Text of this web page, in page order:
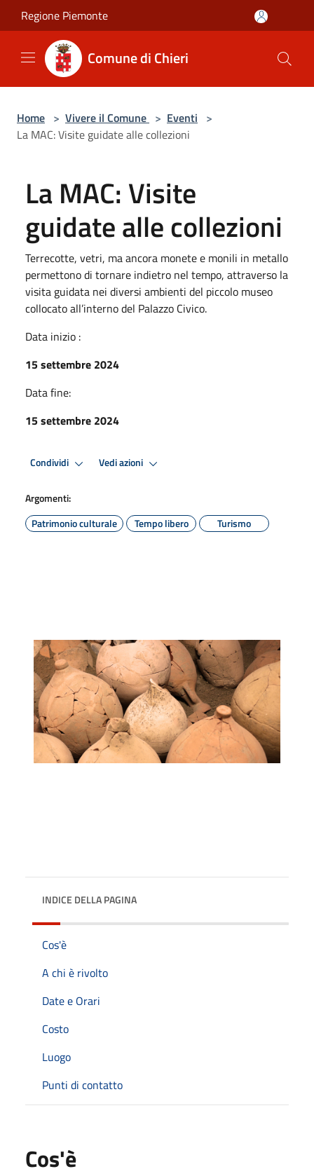
Salta al contenuto principale
Regione Piemonte
Comune di Chieri
Home > Vivere il Comune > Eventi >
La MAC: Visite guidate alle collezioni
La MAC: Visite
guidate alle collezioni
Terrecotte, vetri, ma ancora monete e monili in metallo
permettono di tornare indietro nel tempo, attraverso la
visita guidata nei diversi ambienti del piccolo museo
collocato all’interno del Palazzo Civico.
Data inizio :
15 settembre 2024
Data fine:
15 settembre 2024
Condividi Vedi azioni
Argomenti:
Patrimonio culturale
Tempo libero Turismo
INDICE DELLA PAGINA
Cos'è
A chi è rivolto
Date e Orari
Costo
Luogo
Punti di contatto
Cos'è